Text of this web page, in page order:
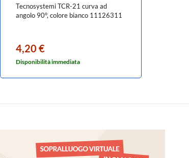
Tecnosystemi TCR-21 curva ad
angolo 90°, colore bianco 11126311
4,20 €
Disponibilità immediata